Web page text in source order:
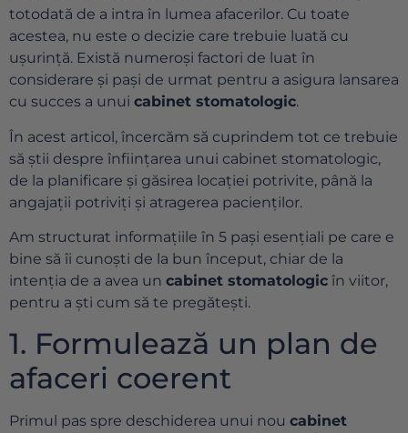
totodată de a intra în lumea afacerilor. Cu toate
acestea, nu este o decizie care trebuie luată cu
ușurință. Există numeroși factori de luat în
considerare și pași de urmat pentru a asigura lansarea
cu succes a unui cabinet stomatologic.
În acest articol, încercăm să cuprindem tot ce trebuie
să știi despre înființarea unui cabinet stomatologic,
de la planificare și găsirea locației potrivite, până la
angajații potriviți și atragerea pacienților.
Am structurat informațiile în 5 pași esențiali pe care e
bine să îi cunoști de la bun început, chiar de la
intenția de a avea un cabinet stomatologic în viitor,
pentru a ști cum să te pregătești.
1. Formulează un plan de
afaceri coerent
Primul pas spre deschiderea unui nou cabinet